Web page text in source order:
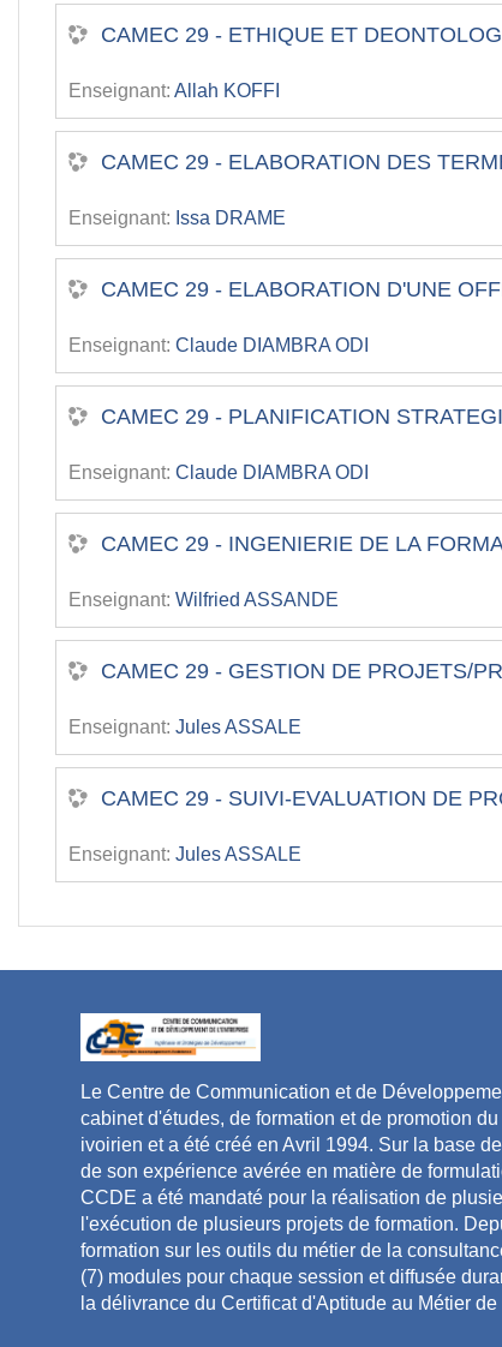
CAMEC 29 - ETHIQUE ET
Enseignant: Allah KOFFI
CAMEC 29 - ELABORATION DES
Enseignant: Issa DRAME
CAMEC 29 - ELABORATION D'UNE
Enseignant: Claude DIAMBRA ODI
CAMEC 29 - PLANIFICATION
Enseignant: Claude DIAMBRA ODI
CAMEC 29 - INGENIERIE DE LA
Enseignant: Wilfried ASSANDE
CAMEC 29 - GESTION DE PROJETS/
Enseignant: Jules ASSALE
CAMEC 29 - SUIVI-EVALUATION DE
Enseignant: Jules ASSALE
Le Centre de Communication et de
cabinet d'études, de formation et de promotion
ivoirien et a été créé en Avril 1994. Sur la base
de son expérience avérée en matière de
CCDE a été mandaté pour la réalisation de
l'exécution de plusieurs projets de formation.
formation sur les outils du métier de la
(7) modules pour chaque session et diffusée
la délivrance du Certificat d'Aptitude au Métier